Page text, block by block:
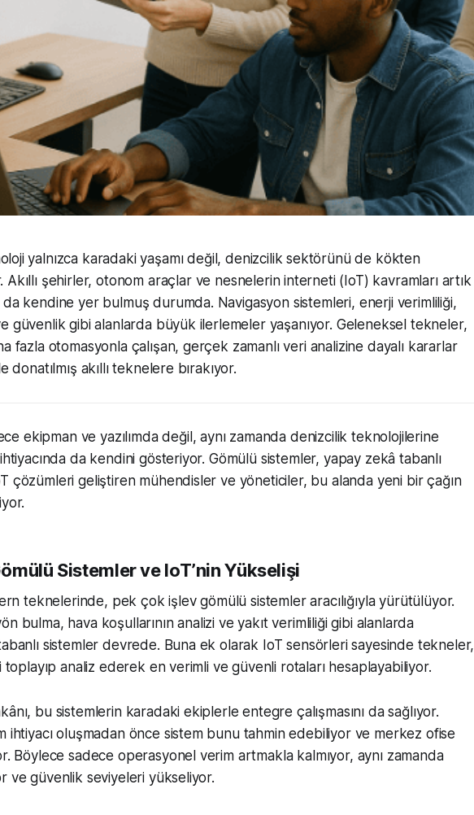
yalnızca karadaki yaşamı değil, denizcilik sektörünü de kökten
Akıllı şehirler, otonom araçlar ve nesnelerin interneti (IoT) kavramları artık
kendine yer bulmuş durumda. Navigasyon sistemleri, enerji verimliliği,
güvenlik gibi alanlarda büyük ilerlemeler yaşanıyor. Geleneksel tekneler,
fazla otomasyonla çalışan, gerçek zamanlı veri analizine dayalı kararlar
donatılmış akıllı teknelere bırakıyor.
ekipman ve yazılımda değil, aynı zamanda denizcilik teknolojilerine
da kendini gösteriyor. Gömülü sistemler, yapay zekâ tabanlı
çözümleri geliştiren mühendisler ve yöneticiler, bu alanda yeni bir çağın
Sistemler ve IoT’nin Yükselişi
teknelerinde, pek çok işlev gömülü sistemler aracılığıyla yürütülüyor.
bulma, hava koşullarının analizi ve yakıt verimliliği gibi alanlarda
sistemler devrede. Buna ek olarak IoT sensörleri sayesinde tekneler,
analiz ederek en verimli ve güvenli rotaları hesaplayabiliyor.
bu sistemlerin karadaki ekiplerle entegre çalışmasını da sağlıyor.
ihtiyacı oluşmadan önce sistem bunu tahmin edebiliyor ve merkez ofise
Böylece sadece operasyonel verim artmakla kalmıyor, aynı zamanda
ve güvenlik seviyeleri yükseliyor.